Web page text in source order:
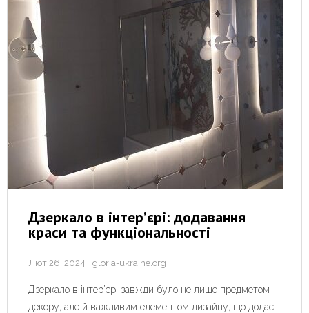
Дзеркало в інтер’єрі: додавання
краси та функціональності
Лют 26, 2024 gloria-ukraine.org
Дзеркало в інтер’єрі завжди було не лише предметом
декору, але й важливим елементом дизайну, що додає